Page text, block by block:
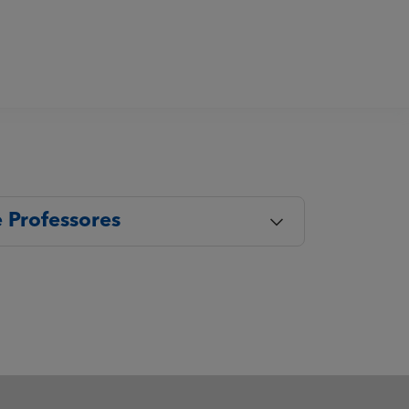
Professores